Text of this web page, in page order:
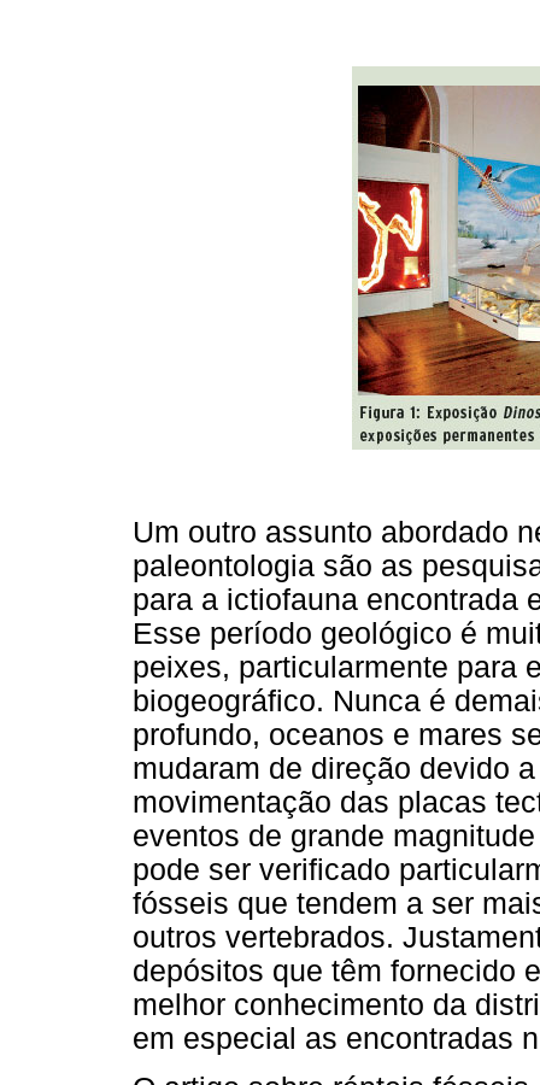
Um outro assunto abordado
paleontologia são as
para a ictiofauna encontrada
Esse período geológico é
peixes, particularmente para
biogeográfico. Nunca é
profundo, oceanos e mares
mudaram de direção devido
movimentação das placas
eventos de grande
pode ser verificado
fósseis que tendem a ser
outros vertebrados.
depósitos que têm fornecido
melhor conhecimento da
em especial as encontradas